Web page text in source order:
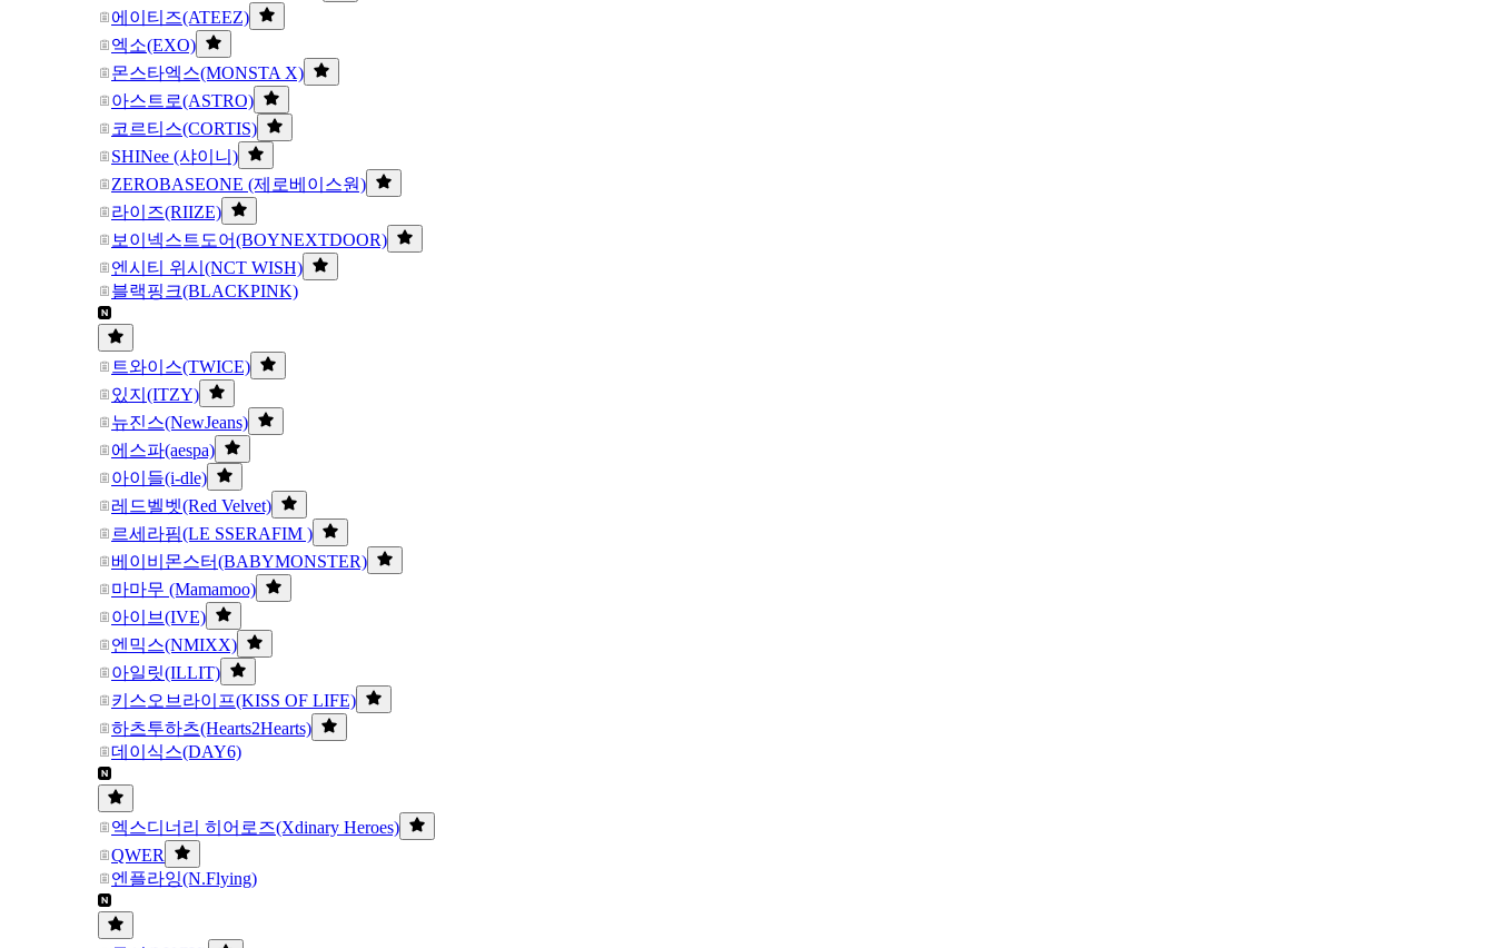
에이티즈(ATEEZ)
엑소(EXO)
몬스타엑스(MONSTA X)
아스트로(ASTRO)
코르티스(CORTIS)
SHINee (샤이니)
ZEROBASEONE (제로베이스원)
라이즈(RIIZE)
보이넥스트도어(BOYNEXTDOOR)
엔시티 위시(NCT WISH)
블랙핑크(BLACKPINK)
트와이스(TWICE)
있지(ITZY)
뉴진스(NewJeans)
에스파(aespa)
아이들(i-dle)
레드벨벳(Red Velvet)
르세라핌(LE SSERAFIM )
베이비몬스터(BABYMONSTER)
마마무 (Mamamoo)
아이브(IVE)
엔믹스(NMIXX)
아일릿(ILLIT)
키스오브라이프(KISS OF LIFE)
하츠투하츠(Hearts2Hearts)
데이식스(DAY6)
엑스디너리 히어로즈(Xdinary Heroes)
QWER
엔플라잉(N.Flying)